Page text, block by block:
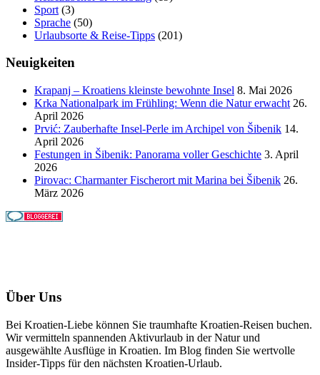
Sport (3)
Sprache (50)
Urlaubsorte & Reise-Tipps (201)
Neuigkeiten
Krapanj – Kroatiens kleinste bewohnte Insel 8. Mai 2026
Krka Nationalpark im Frühling: Wenn die Natur erwacht 26.
April 2026
Prvić: Zauberhafte Insel-Perle im Archipel von Šibenik 14.
April 2026
Festungen in Šibenik: Panorama voller Geschichte 3. April
2026
Pirovac: Charmanter Fischerort mit Marina bei Šibenik 26.
März 2026
Über Uns
Bei Kroatien-Liebe können Sie traumhafte Kroatien-Reisen buchen.
Wir vermitteln spannenden Aktivurlaub in der Natur und
ausgewählte Ausflüge in Kroatien. Im Blog finden Sie wertvolle
Insider-Tipps für den nächsten Kroatien-Urlaub.